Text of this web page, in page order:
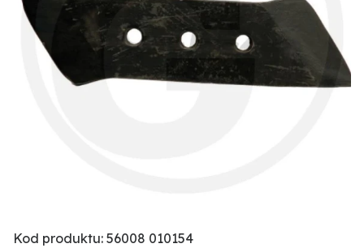
Kod produktu: 56008 010154